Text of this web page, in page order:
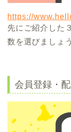
https://
先にご紹介した
数を選びましょう
会員登録・